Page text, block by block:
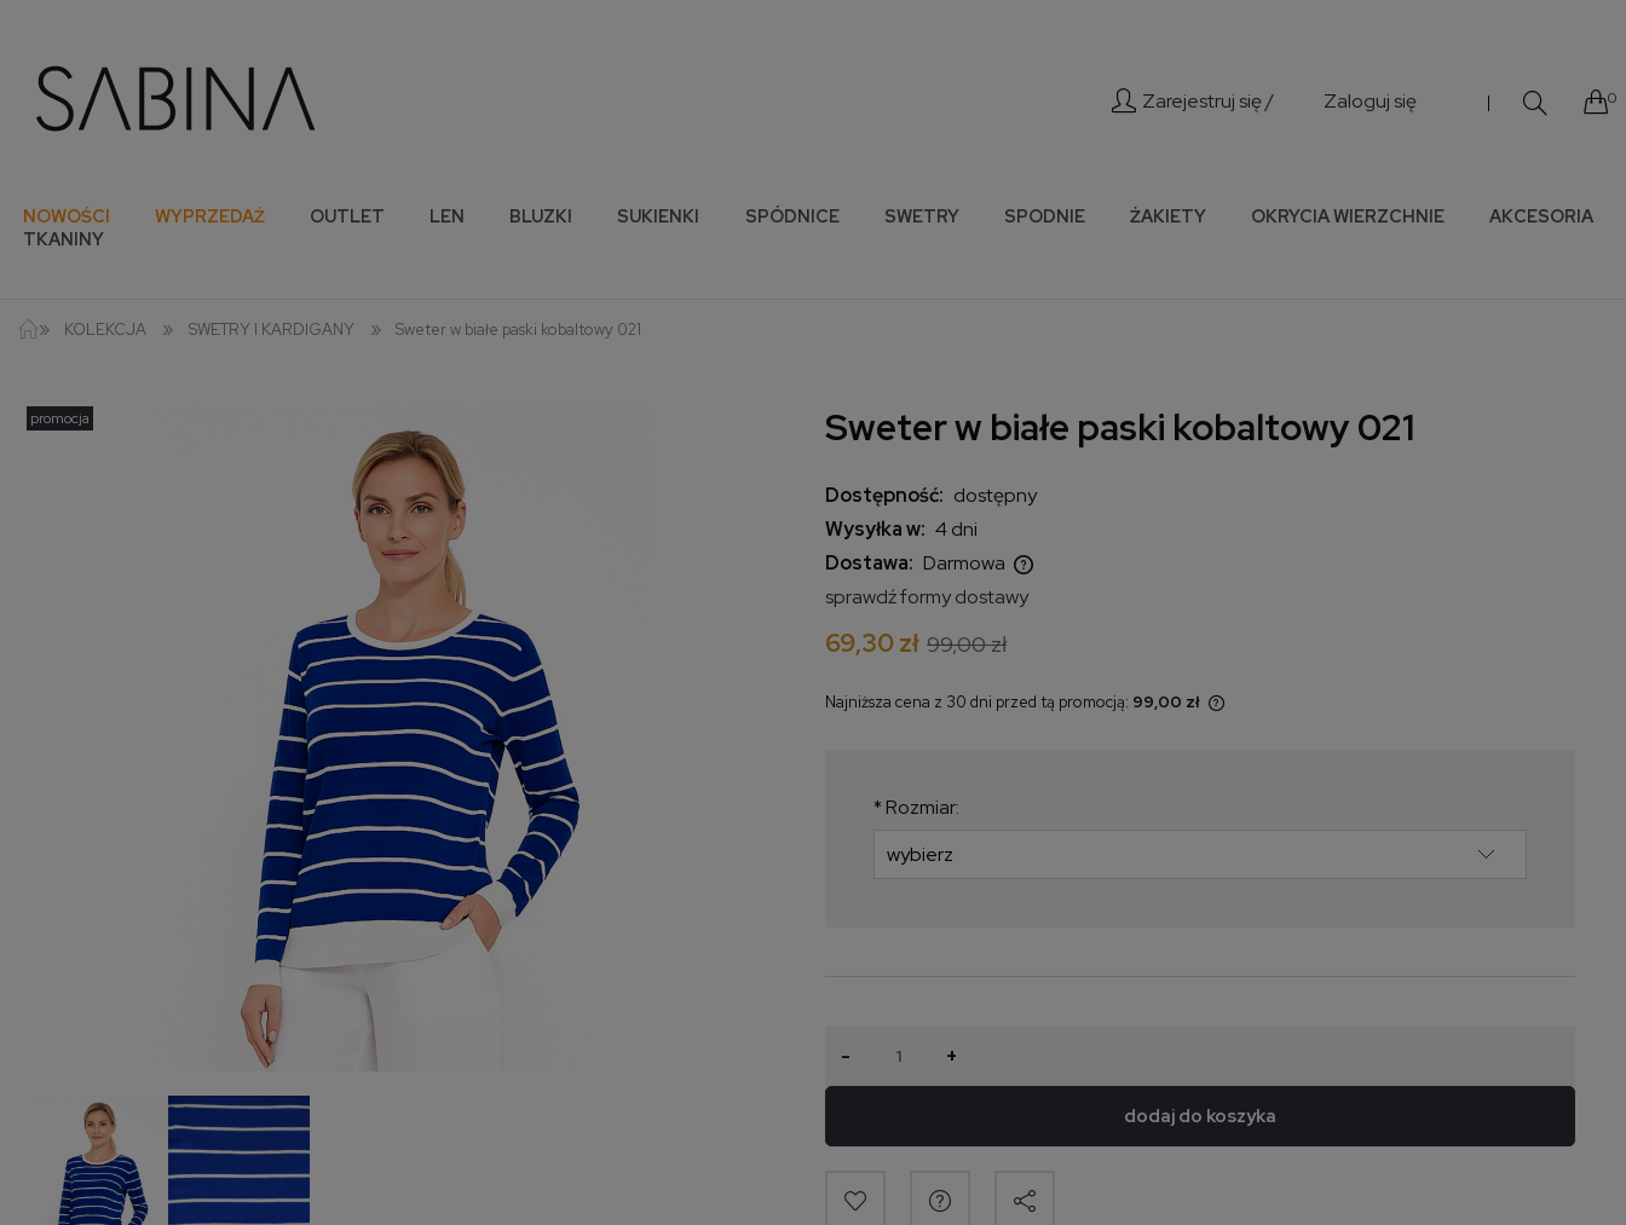
Zarejestruj się / Zaloguj się | 0
NOWOŚCI WYPRZEDAŻ OUTLET LEN BLUZKI SUKIENKI SPÓDNICE SWETRY SPODNIE ŻAKIETY OKRYCIA WIERZCHNIE
AKCESORIA
TKANINY
» KOLEKCJA » SWETRY I KARDIGANY » Sweter w białe paski kobaltowy 021
promocja Sweter w białe paski kobaltowy 021
Dostępność: dostępny
Wysyłka w: 4 dni
Dostawa: Darmowa
kosztów płatności
sprawdź formy dostawy
69,30 zł 99,00 zł
Najniższa cena z 30 dni przed tą promocją: 99,00 zł
najniższa cena od momentu, kiedy
* Rozmiar:
- +
dodaj do koszyka